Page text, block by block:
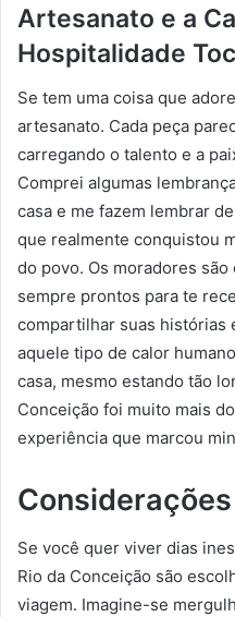
Artesanato e a
Hospitalidade
Se tem uma coisa que
artesanato. Cada peça
carregando o talento e a
Comprei algumas
casa e me fazem lembrar
que realmente conquistou
do povo. Os moradores
sempre prontos para te
compartilhar suas histórias
aquele tipo de calor
casa, mesmo estando tão
Conceição foi muito mais
experiência que marcou
Se você quer viver dias
Rio da Conceição são
viagem. Imagine-se